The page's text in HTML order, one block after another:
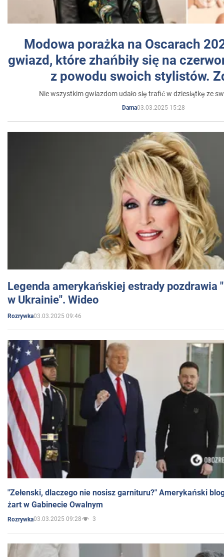
Modowa porażka na Oscarach
gwiazd, które zhańbiły się na
z powodu swoich stylistów.
Nie wszystkim gwiazdom udało się trafić w dziesiątkę ze
Dama03.03.2025 15:28
Legenda amerykańskiej estrady pozdrawia
w Ukrainie". Wideo
Rozrywka03.03.2025 09:46
"Zełenski, dlaczego nie nosisz garnituru?" Amerykański
żart w Gabinecie Owalnym
Rozrywka03.03.2025 09:28 3